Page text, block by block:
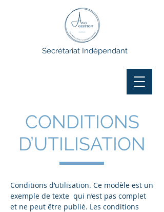
Secrétariat Indépendant
CONDITIONS
D’UTILISATION
Conditions d’utilisation. Ce modèle est un
exemple de texte qui n’est pas complet
et ne peut être publié. Les conditions